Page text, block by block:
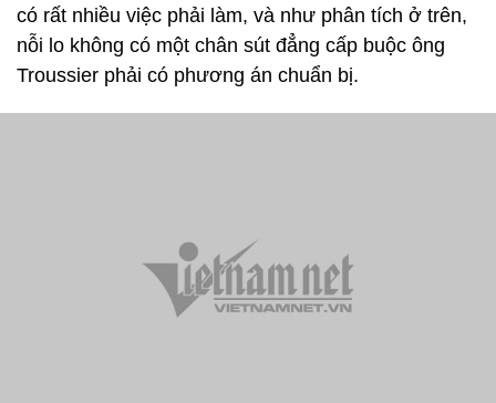
có rất nhiều việc phải làm, và như phân tích ở trên,
nỗi lo không có một chân sút đẳng cấp buộc ông
Troussier phải có phương án chuẩn bị.